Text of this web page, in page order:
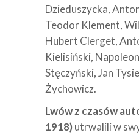
Dzieduszycka,
Teodor Klement,
Hubert Clerget,
Kielisiński,
Stęczyński, Jan
Żychowicz.
Lwów z czasów
1918)utrwalili w